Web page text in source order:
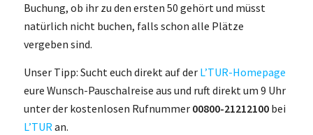
Buchung, ob ihr zu den ersten 50 gehört und müsst
natürlich nicht buchen, falls schon alle Plätze
vergeben sind.
Unser Tipp: Sucht euch direkt auf der L’TUR-Homepage
eure Wunsch-Pauschalreise aus und ruft direkt um 9 Uhr
unter der kostenlosen Rufnummer 00800-21212100bei
L’TUR an.